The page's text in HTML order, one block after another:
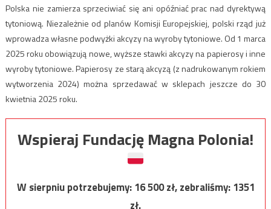
Polska nie zamierza sprzeciwiać się ani opóźniać prac nad dyrektywą
tytoniową. Niezależnie od planów Komisji Europejskiej, polski rząd już
wprowadza własne podwyżki akcyzy na wyroby tytoniowe. Od 1 marca
2025 roku obowiązują nowe, wyższe stawki akcyzy na papierosy i inne
wyroby tytoniowe. Papierosy ze starą akcyzą (z nadrukowanym rokiem
wytworzenia 2024) można sprzedawać w sklepach jeszcze do 30
kwietnia 2025 roku.
Wspieraj Fundację Magna Polonia!
W sierpniu potrzebujemy:16 500zł, zebraliśmy:1351
zł.